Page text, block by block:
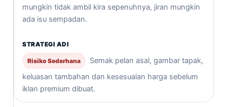
mungkin tidak ambil kira sepenuhnya, jiran mungkin
ada isu sempadan.
Risiko Sederhana
Semak pelan asal, gambar tapak,
keluasan tambahan dan kesesuaian harga sebelum
iklan premium dibuat.